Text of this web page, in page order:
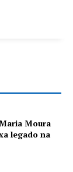
Moura
legado na